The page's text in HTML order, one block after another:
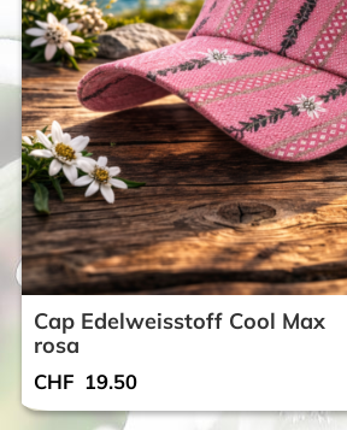
Cap Edelweisstoff Cool Max
rosa
CHF 19.50